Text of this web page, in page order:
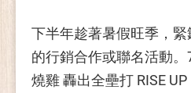
下半年趁著暑假旺季，
的行銷合作或聯名活動
燒雞 轟出全壘打 RISE